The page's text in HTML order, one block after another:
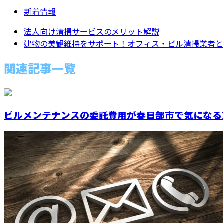
新着情報
法人向け清掃サービスのメリット解説
建物の美観維持をサポート！オフィス・ビル清掃業者
関連記事一覧
ビルメンテナンスの委託費用が春日部市で気にな